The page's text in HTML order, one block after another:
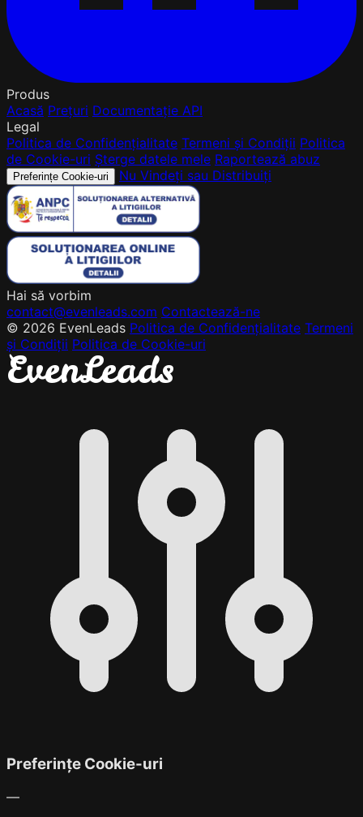
Produs
Acasă Prețuri Documentație API
Legal
Politica de Confidențialitate Termeni și Condiții Politica
de Cookie-uri Șterge datele mele Raportează abuz
Preferințe Cookie-uri Nu Vindeți sau Distribuiți
Hai să vorbim
contact@evenleads.com Contactează-ne
© 2026 EvenLeads Politica de Confidențialitate Termeni
și Condiții Politica de Cookie-uri
EvenLeads
Preferințe Cookie-uri
—